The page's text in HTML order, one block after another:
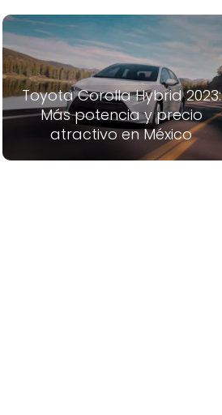
Toyota Corolla Hybrid 2023:
Más potencia y precio
atractivo en México